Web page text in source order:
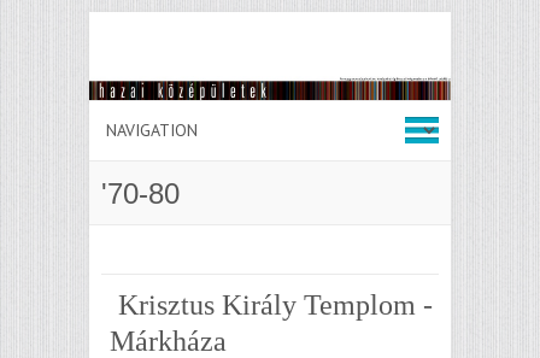
'70-80
Krisztus Király Templom -
Márkháza